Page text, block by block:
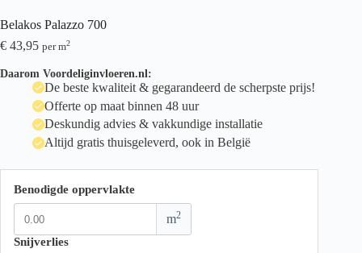
Belakos Palazzo 700
€ 43,95 per m2
Daarom Voordeliginvloeren.nl:
De beste kwaliteit & gegarandeerd de scherpste prijs!
Offerte op maat binnen 48 uur
Deskundig advies & vakkundige installatie
Altijd gratis thuisgeleverd, ook in België
Benodigde oppervlakte
m2
Snijverlies